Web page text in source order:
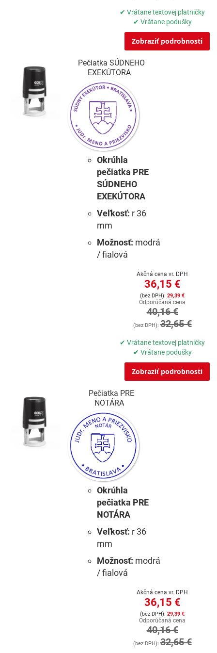
✔ Vrátane textovej platničky
✔ Vrátane podušky
Zobraziť podrobnosti
Pečiatka SÚDNEHO
EXEKÚTORA
Okrúhla
pečiatka PRE
SÚDNEHO
EXEKÚTORA
Veľkosť: r 36
mm
Možnosť: modrá
/ fialová
Akčná cena vr. DPH
36,15 €
29,39 €
Odporúčaná cena
40,16 €
32,65 €
✔ Vrátane textovej platničky
✔ Vrátane podušky
Zobraziť podrobnosti
Pečiatka PRE
NOTÁRA
Okrúhla
pečiatka PRE
NOTÁRA
Veľkosť: r 36
mm
Možnosť: modrá
/ fialová
Akčná cena vr. DPH
36,15 €
29,39 €
Odporúčaná cena
40,16 €
32,65 €